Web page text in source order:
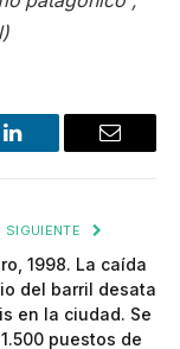
LinkedIn Email
SIGUIENTE
1998. La caída
del barril desata
en la ciudad. Se
puestos de